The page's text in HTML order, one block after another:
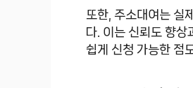
또한, 주소대여는 실
다. 이는 신뢰도 향상
쉽게 신청 가능한 점